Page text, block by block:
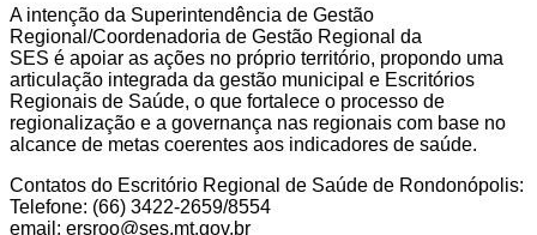
A intenção da Superintendência de Gestão
Regional/Coordenadoria de Gestão Regional da
SES é apoiar as ações no próprio território, propondo uma
articulação integrada da gestão municipal e Escritórios
Regionais de Saúde, o que fortalece o processo de
regionalização e a governança nas regionais com base no
alcance de metas coerentes aos indicadores de saúde.
Contatos do Escritório Regional de Saúde de Rondonópolis:
Telefone: (66) 3422-2659/8554
email: ersroo@ses.mt.gov.br